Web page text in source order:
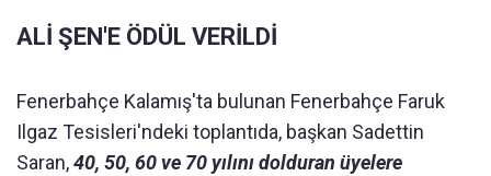
ALİ ŞEN'E ÖDÜL VERİLDİ
Fenerbahçe Kalamış'ta bulunan Fenerbahçe Faruk
Ilgaz Tesisleri'ndeki toplantıda, başkan Sadettin
Saran,40, 50, 60 ve 70 yılını dolduran üyelere